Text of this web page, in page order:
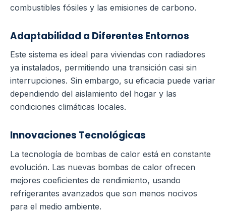
combustibles fósiles y las emisiones de carbono.
Adaptabilidad a Diferentes Entornos
Este sistema es ideal para viviendas con radiadores
ya instalados, permitiendo una transición casi sin
interrupciones. Sin embargo, su eficacia puede variar
dependiendo del aislamiento del hogar y las
condiciones climáticas locales.
Innovaciones Tecnológicas
La tecnología de bombas de calor está en constante
evolución. Las nuevas bombas de calor ofrecen
mejores coeficientes de rendimiento, usando
refrigerantes avanzados que son menos nocivos
para el medio ambiente.